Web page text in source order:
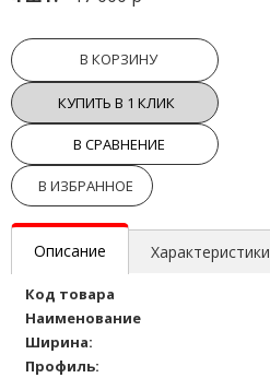
В КОРЗИНУ
КУПИТЬ В 1 КЛИК
В СРАВНЕНИЕ
В ИЗБРАННОЕ
Описание Характеристики
Код товара
Наименование
Ширина:
Профиль: